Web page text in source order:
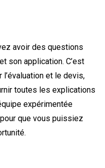
avoir des questions
son application. C’est
et le devis,
toutes les explications
expérimentée
que vous puissiez